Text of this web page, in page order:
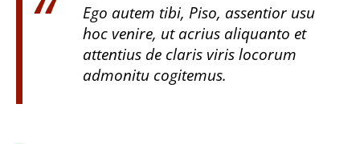
Ego autem tibi, Piso, assentior usu
hoc venire, ut acrius aliquanto et
attentius de claris viris locorum
admonitu cogitemus.